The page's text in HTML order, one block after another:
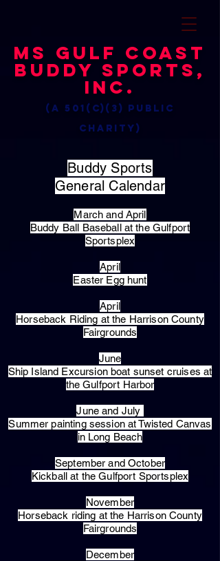
MS Gulf Coast
Buddy Sports,
Inc.
(a 501(c)(3) public
charity)
Buddy Sports
General Calendar
March and April
Buddy Ball Baseball at the Gulfport
Sportsplex
April
Easter Egg hunt
April
Horseback Riding at the Harrison County
Fairgrounds
June
Ship Island Excursion boat sunset cruises at
the Gulfport Harbor
June and July
Summer painting session at Twisted Canvas
in Long Beach
September and October
Kickball at the Gulfport Sportsplex
November
Horseback riding at the Harrison County
Fairgrounds
December